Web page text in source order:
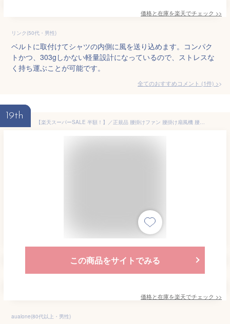
価格と在庫を楽天でチェック >>
リンク(50代・男性)
ベルトに取付けてシャツの内側に風を送り込めます。コンパク
トかつ、303gしかない軽量設計になっているので、ストレスな
く持ち運ぶことが可能です。
全てのおすすめコメント (1件) >
19th
【楽天スーパーSALE 半額！】／正規品 腰掛けファン 腰掛け扇風機 腰当て 首掛けファン ポータブルファン 100段階風量 強力風量 ベルト ポータブル扇風機 6000mAh 8~24時間長時間稼働 小型 ジェットファン usb充電 LED表示 耐衝撃 熱中症対策 屋外 PSE認証済
この商品をサイトでみる
価格と在庫を楽天でチェック >>
aualone(80代以上・男性)